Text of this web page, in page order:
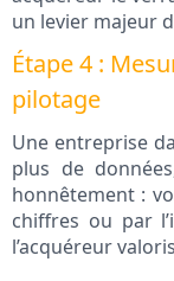
un levier majeur
Étape 4 :
pilotage
Une entreprise
plus de
honnêtement :
chiffres ou par
l’acquéreur